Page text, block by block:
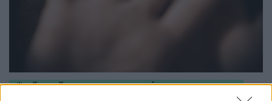
NŐVERŐ SZOMBATHELYI FÉRFI ELLEN EMELT